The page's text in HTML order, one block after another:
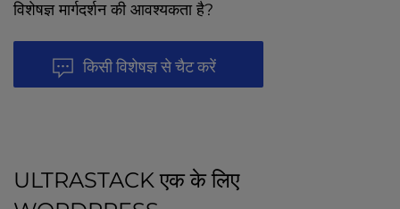
विशेषज्ञ मार्गदर्शन की आवश्यकता है?
किसी विशेषज्ञ से चैट करें
ULTRASTACK एक के लिए